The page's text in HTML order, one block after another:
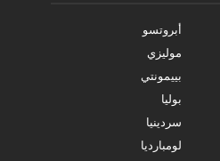
أبروتسو
موليزي
بييمونتي
بوليا
سردينيا
لومبارديا